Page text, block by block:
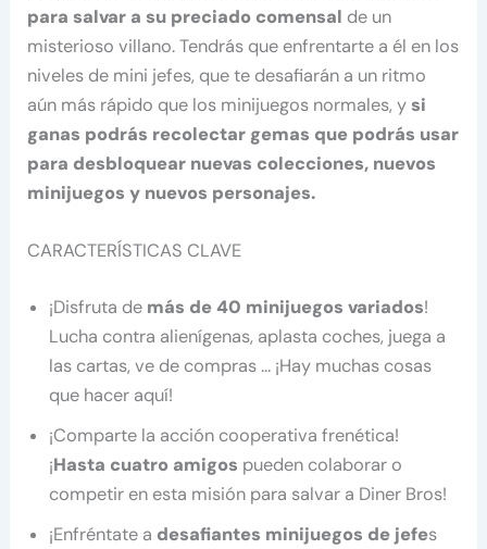
para salvar a su preciado comensal de un
misterioso villano. Tendrás que enfrentarte a él en los
niveles de mini jefes, que te desafiarán a un ritmo
aún más rápido que los minijuegos normales, ysi
ganas podrás recolectar gemas que podrás usar
para desbloquear nuevas colecciones, nuevos
minijuegos y nuevos personajes.
CARACTERÍSTICAS CLAVE
¡Disfruta de más de 40 minijuegos variados!
Lucha contra alienígenas, aplasta coches, juega a
las cartas, ve de compras … ¡Hay muchas cosas
que hacer aquí!
¡Comparte la acción cooperativa frenética!
¡Hasta cuatro amigos pueden colaborar o
competir en esta misión para salvar a Diner Bros!
¡Enfréntate a desafiantes minijuegos de jefes